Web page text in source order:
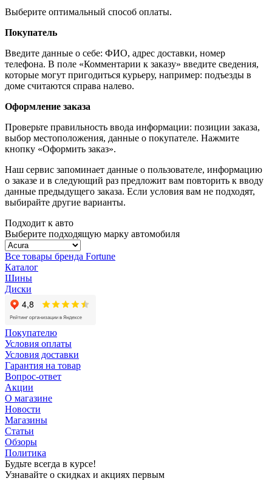
Выберите оптимальный способ оплаты.
Покупатель
Введите данные о себе: ФИО, адрес доставки, номер
телефона. В поле «Комментарии к заказу» введите сведения,
которые могут пригодиться курьеру, например: подъезды в
доме считаются справа налево.
Оформление заказа
Проверьте правильность ввода информации: позиции заказа,
выбор местоположения, данные о покупателе. Нажмите
кнопку «Оформить заказ».
Наш сервис запоминает данные о пользователе, информацию
о заказе и в следующий раз предложит вам повторить к вводу
данные предыдущего заказа. Если условия вам не подходят,
выбирайте другие варианты.
Подходит к авто
Выберите подходящую марку автомобиля
Все товары бренда Fortune
Каталог
Шины
Диски
Покупателю
Условия оплаты
Условия доставки
Гарантия на товар
Вопрос-ответ
Акции
О магазине
Новости
Магазины
Статьи
Обзоры
Политика
Будьте всегда в курсе!
Узнавайте о скидках и акциях первым